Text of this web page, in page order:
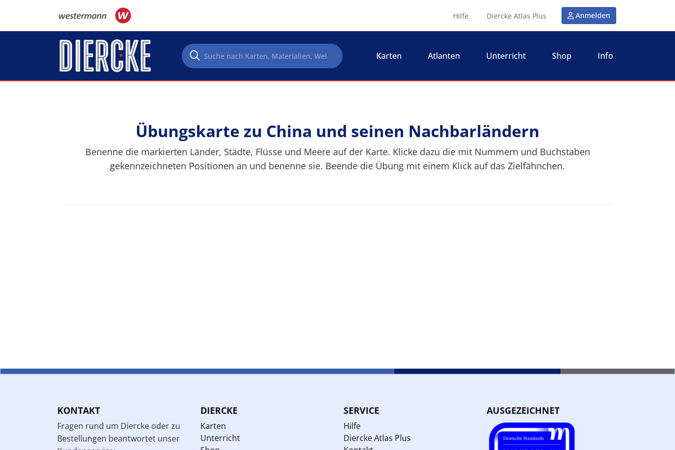
Hilfe Diercke Atlas Plus Anmelden
Karten Atlanten Unterricht Shop Info
Übungskarte zu China und seinen Nachbarländern
Benenne die markierten Länder, Städte, Flüsse und Meere auf der Karte. Klicke dazu die mit Nummern und Buchstaben
gekennzeichneten Positionen an und benenne sie. Beende die Übung mit einem Klick auf das Zielfähnchen.
KONTAKT
Fragen rund um Diercke oder zu
Bestellungen beantwortet unser
DIERCKE
Karten
Unterricht
SERVICE
Hilfe
Diercke Atlas Plus
AUSGEZEICHNET